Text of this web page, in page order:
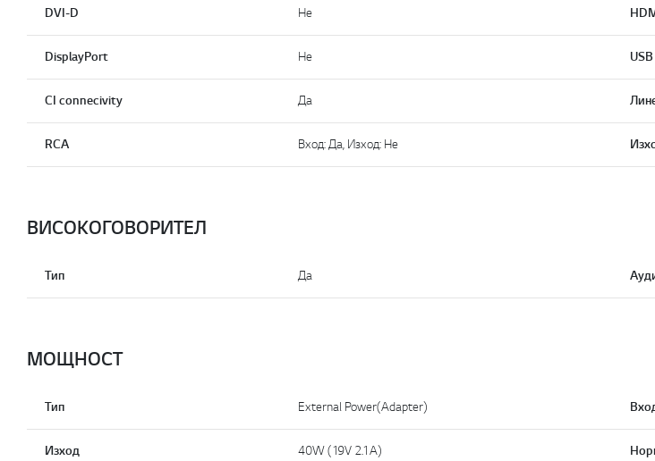
DVI-D Не
DisplayPort Не USB
CI connecivity Да
RCA Вход: Да, Изход: He
ВИСОКОГОВОРИТЕЛ
Тип Да
МОЩНОСТ
Тип External Power(Adapter)
Изход 40W (19V 2.1A)